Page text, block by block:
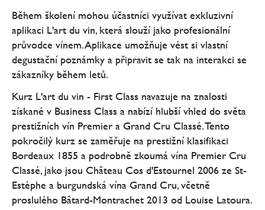
Během školení mohou účastníci využívat exkluzivní
aplikaci L'art du vin, která slouží jako profesionální
průvodce vínem. Aplikace umožňuje vést si vlastní
degustační poznámky a připravit se tak na interakci se
zákazníky během letů.
Kurz L'art du vin - First Class navazuje na znalosti
získané v Business Class a nabízí hlubší vhled do světa
prestižních vín Premier a Grand Cru Classé. Tento
pokročilý kurz se zaměřuje na prestižní klasifikaci
Bordeaux 1855 a podrobně zkoumá vína Premier Cru
Classé, jako jsou Château Cos d'Estournel 2006 ze St-
Estèphe a burgundská vína Grand Cru, včetně
proslulého Bâtard-Montrachet 2013 od Louise Latoura.